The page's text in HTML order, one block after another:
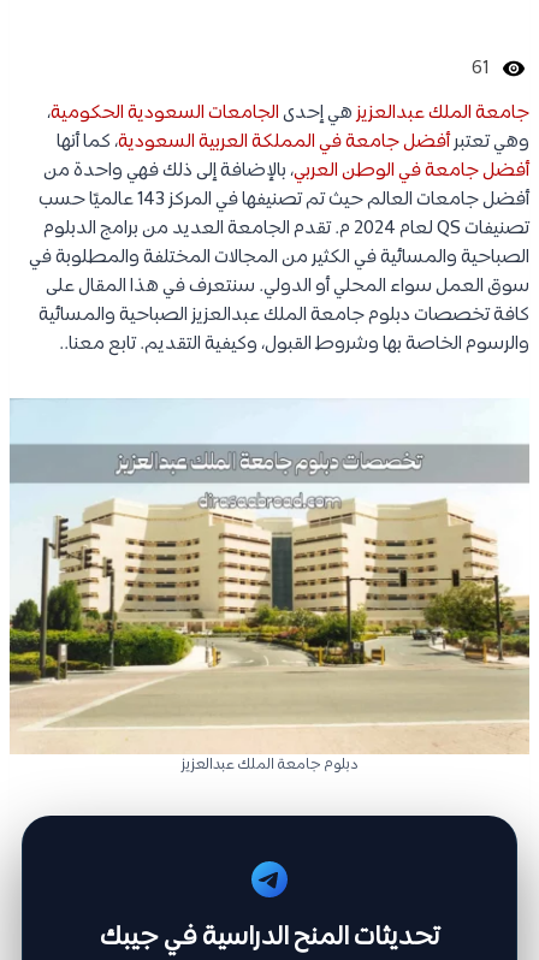
61
جامعة الملك عبدالعزيزهي إحدىالجامعات السعودية الحكومية،
وهي تعتبرأفضل جامعة في المملكة العربية السعودية، كما أنها
أفضل جامعة في الوطن العربي، بالإضافة إلى ذلك فهي واحدة من
أفضل جامعات العالم حيث تم تصنيفها في المركز 143 عالميًا حسب
تصنيفات QS لعام 2024 م. تقدم الجامعة العديد من برامج الدبلوم
الصباحية والمسائية في الكثير من المجالات المختلفة والمطلوبة في
سوق العمل سواء المحلي أو الدولي. سنتعرف في هذا المقال على
كافة تخصصات دبلوم جامعة الملك عبدالعزيز الصباحية والمسائية
والرسوم الخاصة بها وشروط القبول، وكيفية التقديم. تابع معنا..
دبلوم جامعة الملك عبدالعزيز
تحديثات المنح الدراسية في جيبك